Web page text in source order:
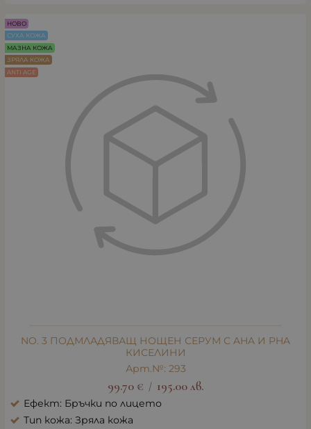
NO. 3 ПОДМЛАДЯВАЩ НОЩЕН СЕРУМ С AHA И PHA
КИСЕЛИНИ
Арт.№: 293
99.70 € / 195.00лв.
Ефект: Бръчки по лицето
Тип кожа: Зряла кожа
НОВО
СУХА КОЖА
МАЗНА КОЖА
ЗРЯЛА КОЖА
ANTI AGE